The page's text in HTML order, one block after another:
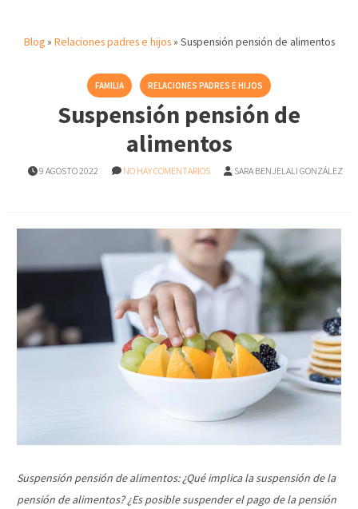
Blog» Relaciones padres e hijos» Suspensión pensión de alimentos
FAMILIA RELACIONES PADRES E HIJOS
Suspensión pensión de
alimentos
9 AGOSTO 2022 NO HAY COMENTARIOS SARA BENJELALI GONZÁLEZ
Suspensión pensión de alimentos: ¿Qué implica la suspensión de la
pensión de alimentos? ¿Es posible suspender el pago de la pensión